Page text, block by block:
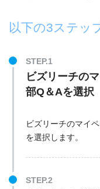
以下の3ステッ
STEP.1
ビズリーチの
部Q＆Aを選択
ビズリーチのマイ
を選択します。
STEP.2